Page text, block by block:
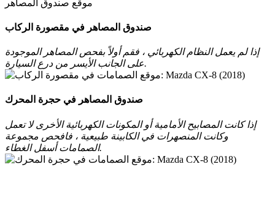
موقع صندوق المصاهر
صندوق المصاهر في مقصورة الركاب
إذا لم يعمل النظام الكهربائي ، فقم أولاً بفحص المصاهر الموجودة
على الجانب الأيسر من درع السيارة.
صندوق المصاهر في حجرة المحرك
إذا كانت المصابيح الأمامية أو المكونات الكهربائية الأخرى لا تعمل
وكانت المنصهرات في الكابينة طبيعية ، فافحص مجموعة
الصمامات أسفل الغطاء.